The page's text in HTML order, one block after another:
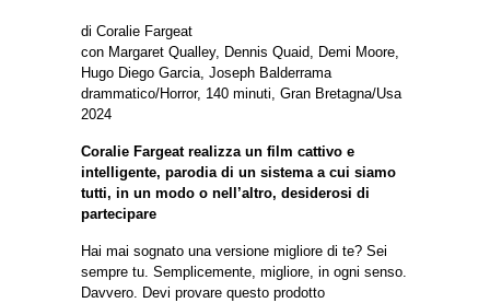
di Coralie Fargeat
con Margaret Qualley, Dennis Quaid, Demi Moore,
Hugo Diego Garcia, Joseph Balderrama
drammatico/Horror, 140 minuti, Gran Bretagna/Usa
2024
Coralie Fargeat realizza un film cattivo e
intelligente, parodia di un sistema a cui siamo
tutti, in un modo o nell’altro, desiderosi di
partecipare
Hai mai sognato una versione migliore di te? Sei
sempre tu. Semplicemente, migliore, in ogni senso.
Davvero. Devi provare questo prodotto